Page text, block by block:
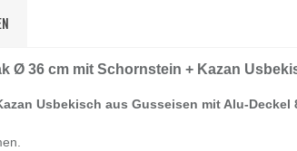
Ø 36 cm mit Schornstein + Kazan
Usbekisch aus Gusseisen mit Alu-Deckel